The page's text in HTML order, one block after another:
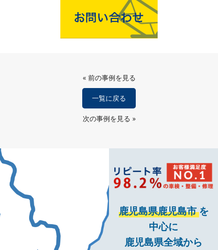
« 前の事例を見る
一覧に戻る
次の事例を見る »
鹿児島県鹿児島市を
中心に
鹿児島県全域から